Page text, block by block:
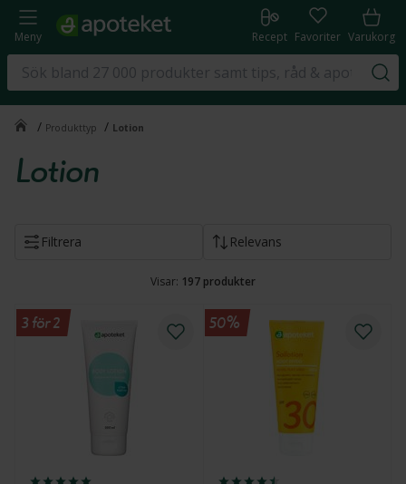
Meny Recept Favoriter Varukorg
/ Produkttyp / Lotion
Lotion
Filtrera Relevans
Visar: 197 produkter
3 för 2 50%